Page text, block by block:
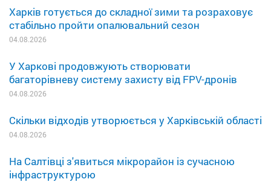
Харків готується до складної зими та розраховує
стабільно пройти опалювальний сезон
04.08.2026
У Харкові продовжують створювати
багаторівневу систему захисту від FPV-дронів
04.08.2026
Скільки відходів утворюється у Харківській області
04.08.2026
На Салтівці з'явиться мікрорайон із сучасною
інфраструктурою